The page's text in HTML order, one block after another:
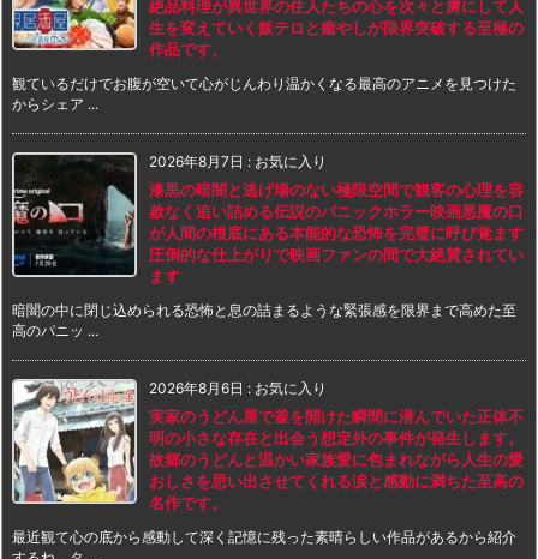
絶品料理が異世界の住人たちの心を次々と虜にして人
生を変えていく飯テロと癒やしが限界突破する至極の
作品です。
観ているだけでお腹が空いて心がじんわり温かくなる最高のアニメを見つけた
からシェア ...
2026年8月7日 : お気に入り
漆黒の暗闇と逃げ場のない極限空間で観客の心理を容
赦なく追い詰める伝説のパニックホラー映画悪魔の口
が人間の根底にある本能的な恐怖を完璧に呼び覚ます
圧倒的な仕上がりで映画ファンの間で大絶賛されてい
ます
暗闇の中に閉じ込められる恐怖と息の詰まるような緊張感を限界まで高めた至
高のパニッ ...
2026年8月6日 : お気に入り
実家のうどん屋で釜を開けた瞬間に潜んでいた正体不
明の小さな存在と出会う想定外の事件が発生します。
故郷のうどんと温かい家族愛に包まれながら人生の愛
おしさを思い出させてくれる涙と感動に満ちた至高の
名作です。
最近観て心の底から感動して深く記憶に残った素晴らしい作品があるから紹介